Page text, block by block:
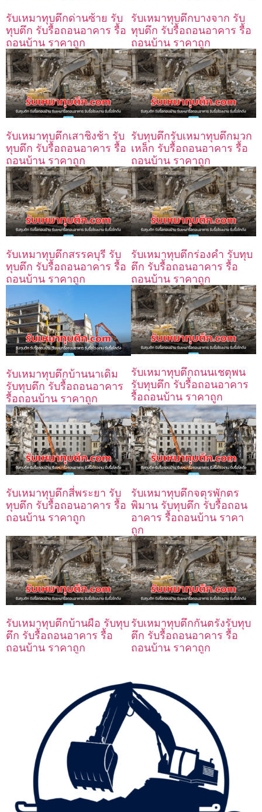
รับเหมาทุบตึกด่านซ้าย รับ
ทุบตึก รับรื้อถอนอาคาร รื้อ
ถอนบ้าน ราคาถูก
รับเหมาทุบตึกบางจาก รับ
ทุบตึก รับรื้อถอนอาคาร รื้อ
ถอนบ้าน ราคาถูก
รับเหมาทุบตึกเสาชิงช้า รับ
ทุบตึก รับรื้อถอนอาคาร รื้อ
ถอนบ้าน ราคาถูก
รับทุบตึกรับเหมาทุบตึกมวก
เหล็ก รับรื้อถอนอาคาร รื้อ
ถอนบ้าน ราคาถูก
รับเหมาทุบตึกสรรคบุรี รับ
ทุบตึก รับรื้อถอนอาคาร รื้อ
ถอนบ้าน ราคาถูก
รับเหมาทุบตึกร่องคำ รับทุบ
ตึก รับรื้อถอนอาคาร รื้อ
ถอนบ้าน ราคาถูก
รับเหมาทุบตึกบ้านนาเดิม
รับทุบตึก รับรื้อถอนอาคาร
รื้อถอนบ้าน ราคาถูก
รับเหมาทุบตึกถนนเชตุพน
รับทุบตึก รับรื้อถอนอาคาร
รื้อถอนบ้าน ราคาถูก
รับเหมาทุบตึกสี่พระยา รับ
ทุบตึก รับรื้อถอนอาคาร รื้อ
ถอนบ้าน ราคาถูก
รับเหมาทุบตึกจตุรพักตร
พิมาน รับทุบตึก รับรื้อถอน
อาคาร รื้อถอนบ้าน ราคา
ถูก
รับเหมาทุบตึกบ้านผือ รับทุบ
ตึก รับรื้อถอนอาคาร รื้อ
ถอนบ้าน ราคาถูก
รับเหมาทุบตึกกันตรังรับทุบ
ตึก รับรื้อถอนอาคาร รื้อ
ถอนบ้าน ราคาถูก